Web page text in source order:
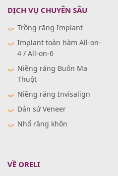
DỊCH VỤ CHUYÊN SÂU
Trồng răng Implant
Implant toàn hàm All-on-
4 / All-on-6
Niềng răng Buôn Ma
Thuột
Niềng răng Invisalign
Dán sứ Veneer
Nhổ răng khôn
VỀ ORELI